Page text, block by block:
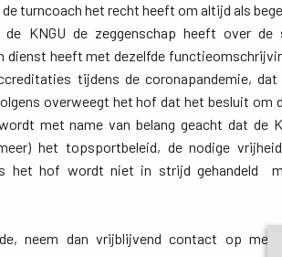
turncoach het recht heeft om altijd als
KNGU de zeggenschap heeft over de
dienst heeft met dezelfde
tijdens de coronapandemie, dat
overweegt het hof dat het besluit om
met name van belang geacht dat de
het topsportbeleid, de nodige
het hof wordt niet in strijd gehandeld
neem dan vrijblijvend contact op met